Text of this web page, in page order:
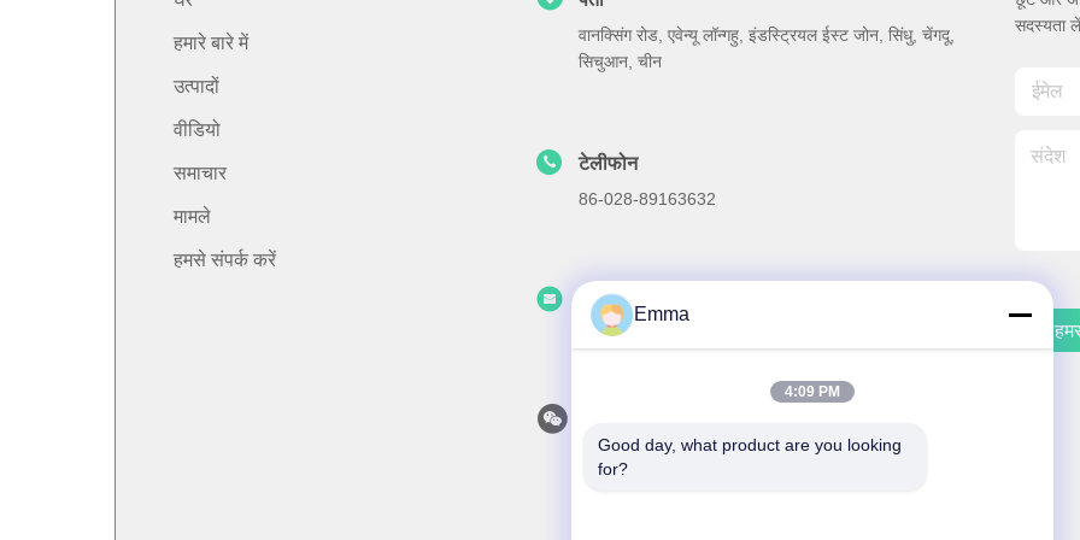
हमारे बारे में
उत्पादों
वीडियो
समाचार
मामले
हमसे संपर्क करें
वानक्सिंग रोड, एवेन्यू लॉन्गहु, इंडस्ट्रियल ईस्ट जोन, सिंधु, चेंगदू,
सिचुआन, चीन
टेलीफोन
86-028-89163632
ईमेल
sales@sevenpower.com.cn
सदस्यता
Emma
4:09 PM
Good day, what product are you looking
for?